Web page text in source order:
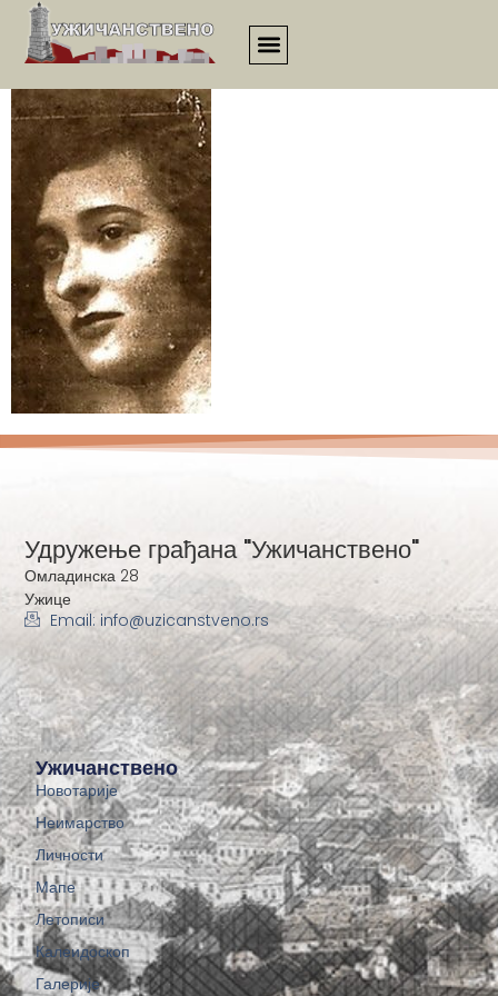
esej00093
Ужичанствено
Новотарије
Неимарство
Личности
Мапе
Летописи
Калеидоскоп
Галерије
Удружење грађана "Ужичанствено"
Омладинска 28
Ужице
Email: info@uzicanstveno.rs